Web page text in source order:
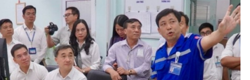
được thu thêm tiền của người bệnh bảo hiểm y tế nếu
hiểm vì tiến triển quá âm thầm